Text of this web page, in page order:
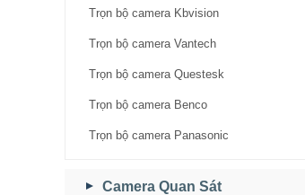
Trọn bộ camera Kbvision
Trọn bộ camera Vantech
Trọn bộ camera Questesk
Trọn bộ camera Benco
Trọn bộ camera Panasonic
Camera Quan Sát